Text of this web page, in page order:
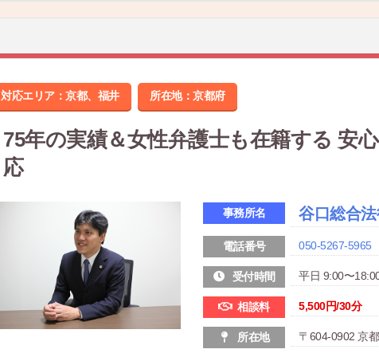
対応エリア：京都、福井 所在地： 京都府
75年の実績＆女性弁護士も在籍する 安
応
事務所名 谷口総合
電話番号 050-5267-5965
受付時間 平日 9:00〜
相談料 5,500円/30分
所在地 〒604-0902 京